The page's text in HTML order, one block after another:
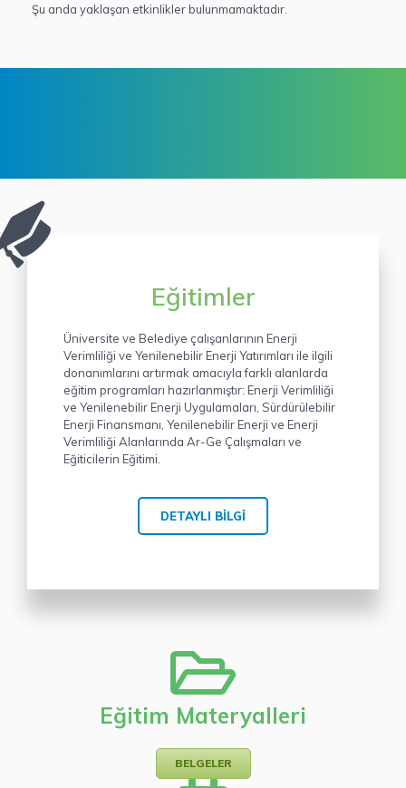
Şu anda yaklaşan etkinlikler bulunmamaktadır.
Eğitimler
Üniversite ve Belediye çalışanlarının Enerji
Verimliliği ve Yenilenebilir Enerji Yatırımları ile ilgili
donanımlarını artırmak amacıyla farklı alanlarda
eğitim programları hazırlanmıştır: Enerji Verimliliği
ve Yenilenebilir Enerji Uygulamaları, Sürdürülebilir
Enerji Finansmanı, Yenilenebilir Enerji ve Enerji
Verimliliği Alanlarında Ar-Ge Çalışmaları ve
Eğiticilerin Eğitimi.
DETAYLI BILGI
Eğitim Materyalleri
BELGELER